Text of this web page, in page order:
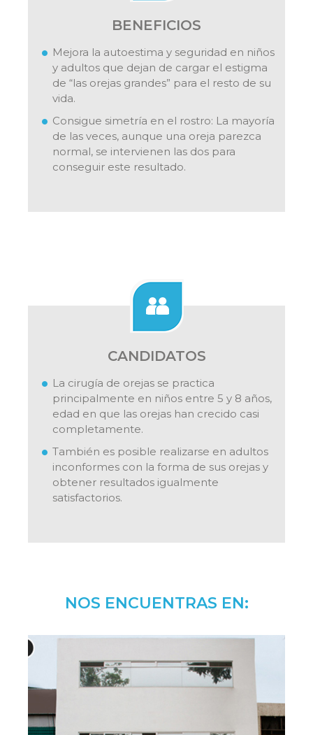
BENEFICIOS
Mejora la autoestima y seguridad en niños
y adultos que dejan de cargar el estigma
de “las orejas grandes” para el resto de su
vida.
Consigue simetría en el rostro: La mayoría
de las veces, aunque una oreja parezca
normal, se intervienen las dos para
conseguir este resultado.
CANDIDATOS
La cirugía de orejas se practica
principalmente en niños entre 5 y 8 años,
edad en que las orejas han crecido casi
completamente.
También es posible realizarse en adultos
inconformes con la forma de sus orejas y
obtener resultados igualmente
satisfactorios.
NOS ENCUENTRAS EN: